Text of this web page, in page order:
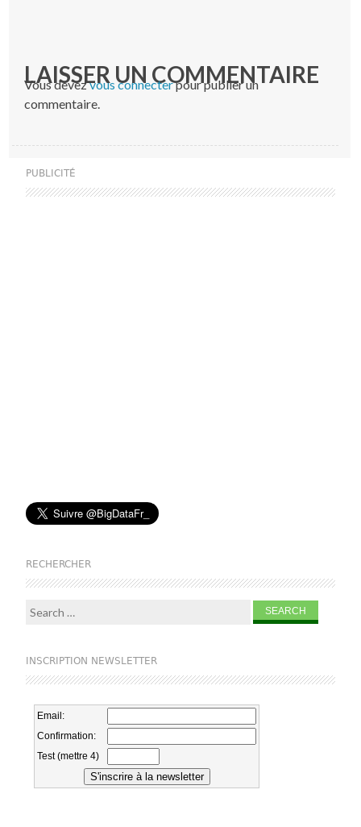
LAISSER UN COMMENTAIRE
Vous devezvous connecterpour publier un
commentaire.
PUBLICITÉ
RECHERCHER
Search for:
INSCRIPTION NEWSLETTER